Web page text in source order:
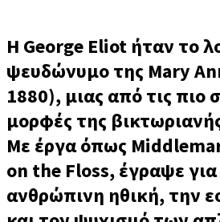
Η George Eliot ήταν το
ψευδώνυμο της Mary
1880), μιας από τις πιο
μορφές της
Με έργα όπως
on the Floss, έγραψε
ανθρώπινη ηθική, την